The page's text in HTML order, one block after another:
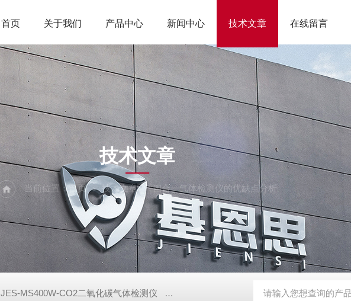
首页 关于我们 产品中心 新闻中心 技术文章 在线留言
ARTICLES
技术文章
当前位置：首页 技术文章 四合一气体检测仪的优缺点分析
JES-MS400W-CO2二氧化碳气体检测仪 JES-MS400W-C2H8N2偏二甲肼气体检测仪